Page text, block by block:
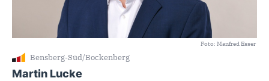
Foto: Manfred Esser
Bensberg-Süd/Bockenberg
Martin Lucke